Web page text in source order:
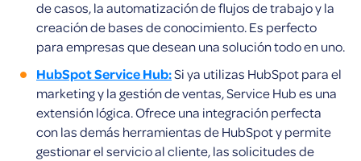
de casos, la automatización de flujos de trabajo y la
creación de bases de conocimiento. Es perfecto
para empresas que desean una solución todo en uno.
HubSpot Service Hub:Si ya utilizas HubSpot para el
marketing y la gestión de ventas, Service Hub es una
extensión lógica. Ofrece una integración perfecta
con las demás herramientas de HubSpot y permite
gestionar el servicio al cliente, las solicitudes de